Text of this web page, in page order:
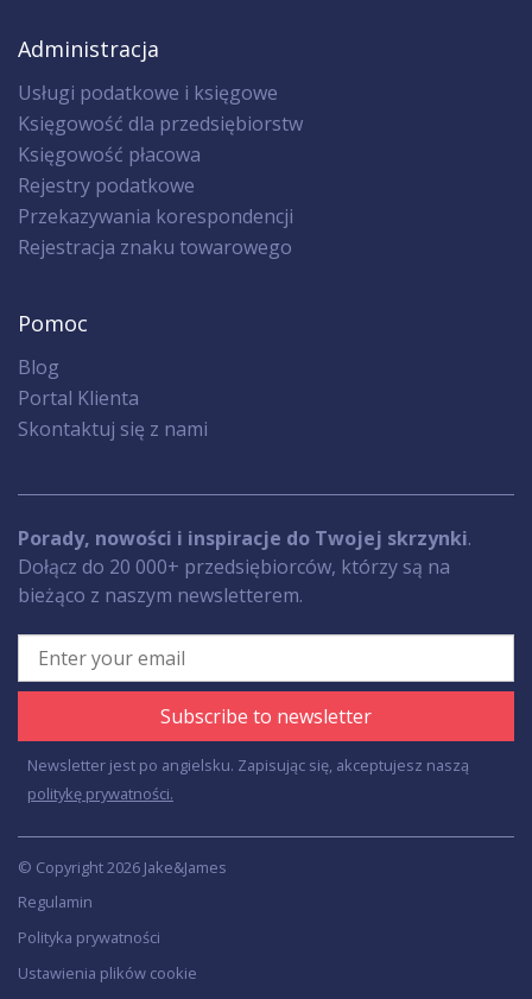
Administracja
Usługi podatkowe i księgowe
Księgowość dla przedsiębiorstw
Księgowość płacowa
Rejestry podatkowe
Przekazywania korespondencji
Rejestracja znaku towarowego
Pomoc
Blog
Portal Klienta
Skontaktuj się z nami
Porady, nowości i inspiracje do Twojej skrzynki.
Dołącz do 20 000+ przedsiębiorców, którzy są na
bieżąco z naszym newsletterem.
Subscribe to newsletter
Newsletter jest po angielsku. Zapisując się, akceptujesz naszą
politykę prywatności.
© Copyright 2026 Jake&James
Regulamin
Polityka prywatności
Ustawienia plików cookie